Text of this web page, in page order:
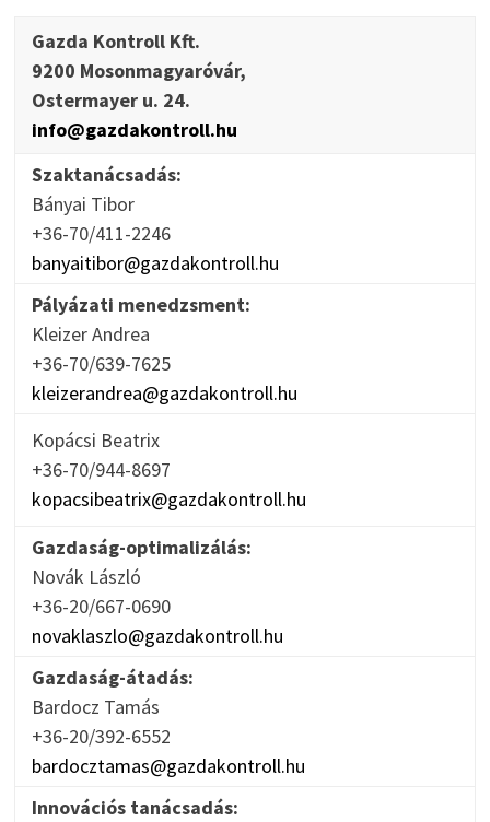
Gazda Kontroll Kft.
9200 Mosonmagyaróvár,
Ostermayer u. 24.
info@gazdakontroll.hu
Szaktanácsadás:
Bányai Tibor
+36-70/411-2246
banyaitibor@gazdakontroll.hu
Pályázati menedzsment:
Kleizer Andrea
+36-70/639-7625
kleizerandrea@gazdakontroll.hu
Kopácsi Beatrix
+36-70/944-8697
kopacsibeatrix@gazdakontroll.hu
Gazdaság-optimalizálás:
Novák László
+36-20/667-0690
novaklaszlo@gazdakontroll.hu
Gazdaság-átadás:
Bardocz Tamás
+36-20/392-6552
bardocztamas@gazdakontroll.hu
Innovációs tanácsadás: